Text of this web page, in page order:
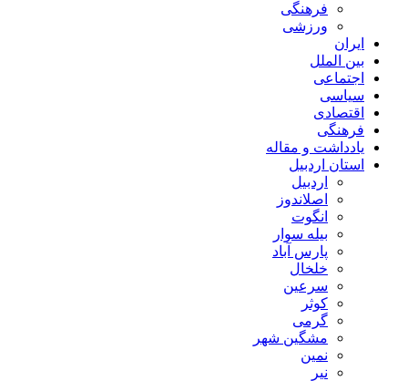
فرهنگی
ورزشی
ایران
بین الملل
اجتماعی
سیاسی
اقتصادی
فرهنگی
یادداشت و مقاله
استان اردبیل
اردبیل
اصلاندوز
انگوت
بیله سوار
پارس آباد
خلخال
سرعین
کوثر
گرمی
مشگین شهر
نمین
نیر